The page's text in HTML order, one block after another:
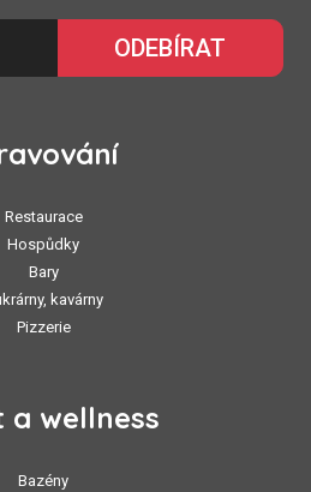
ODEBÍRAT
Restaurace
Hospůdky
Bary
kavárny
Pizzerie
a wellness
Bazény